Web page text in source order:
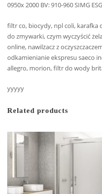
0950x 2000 BV: 910-960 SIMG
filtr co, biocydy, npl coli, karafka
do zmywarki, czym wyczyścić
online, nawilżacz z
odkamienianie ekspresu saeco
allegro, morion, filtr do wody
yyyyy
Related products